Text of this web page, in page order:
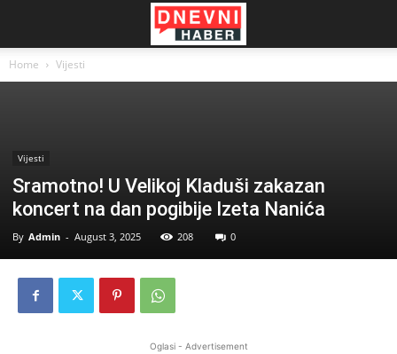
Home Vijesti
Vijesti
Sramotno! U Velikoj Kladuši zakazan
koncert na dan pogibije Izeta Nanića
By Admin - August 3, 2025 208 0
Oglasi - Advertisement